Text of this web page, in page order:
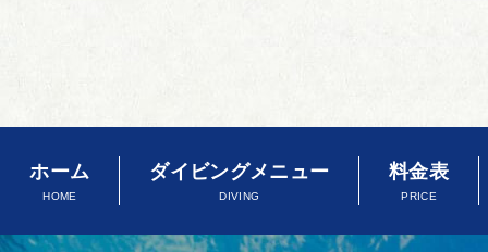
ホーム
HOME
ダイビングメニュー
DIVING
料金表
PRICE